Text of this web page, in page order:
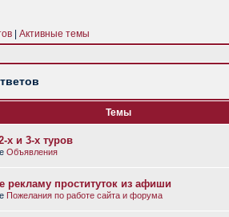
Активные темы
Темы
х и 3-х туров
Объявления
рекламу проституток из афиши
Пожелания по работе сайта и форума